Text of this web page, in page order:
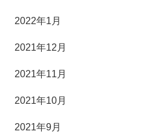
2022年1月
2021年12月
2021年11月
2021年10月
2021年9月